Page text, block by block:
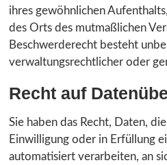
ihres gewöhnlichen
des Orts des mutmaßlichen
Beschwerderecht besteht
verwaltungsrechtlicher oder
Recht auf
Sie haben das Recht, Daten,
Einwilligung oder in Erfüllung
automatisiert verarbeiten, an